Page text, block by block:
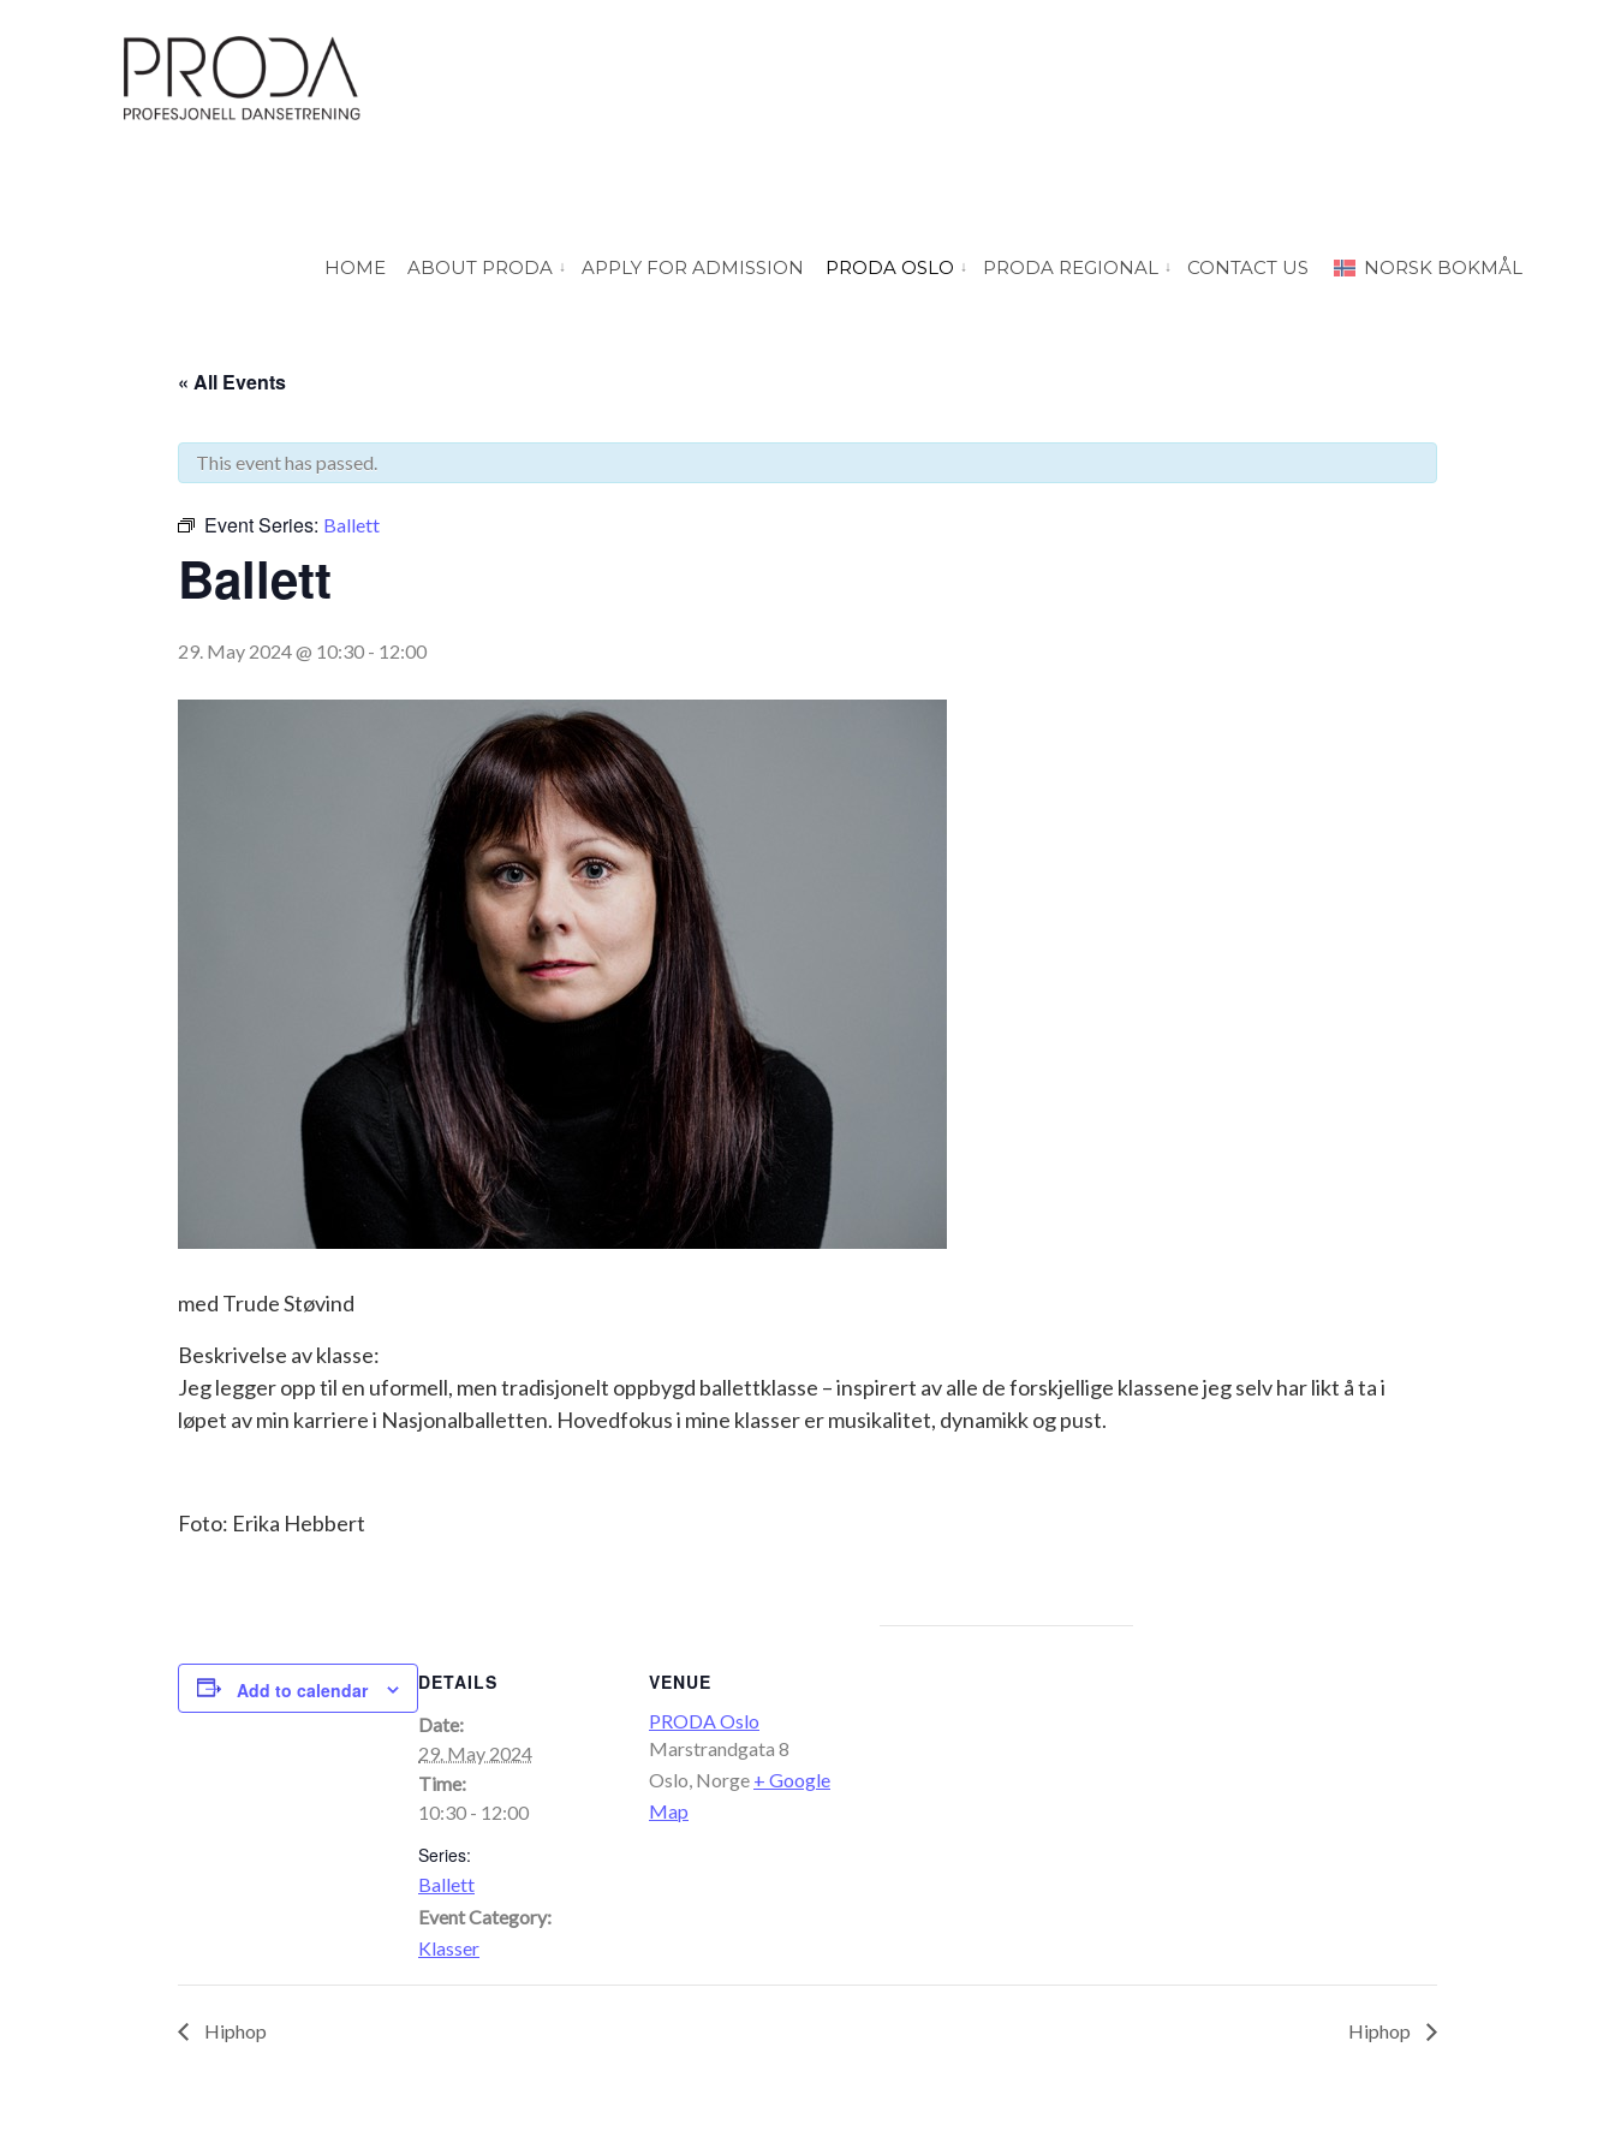
HOME ABOUT PRODA vis submeny for “About PRODA”
APPLY FOR ADMISSION PRODA OSLO vis submeny for “PRODA Oslo”
PRODA REGIONAL vis submeny for “PRODA Regional”
CONTACT US NORSK BOKMÅL
« All Events
This event has passed.
Event Series: Ballett
Ballett
29. May 2024 @ 10:30 - 12:00
med Trude Støvind
Beskrivelse av klasse:
Jeg legger opp til en uformell, men tradisjonelt oppbygd ballettklasse – inspirert av alle de forskjellige klassene jeg selv har likt å ta i
løpet av min karriere i Nasjonalballetten. Hovedfokus i mine klasser er musikalitet, dynamikk og pust.
Foto: Erika Hebbert
Add to calendar DETAILS
Date:
29. May 2024
Time:
10:30 - 12:00
Series:
Ballett
Event Category:
Klasser
VENUE
PRODA Oslo
Marstrandgata 8
Oslo Norge + Google
Map
Hiphop Hiphop